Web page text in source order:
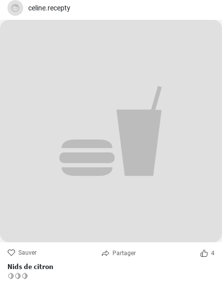
celine.recepty
Sauver Partager 4
Nids de citron
🍋🍋🍋